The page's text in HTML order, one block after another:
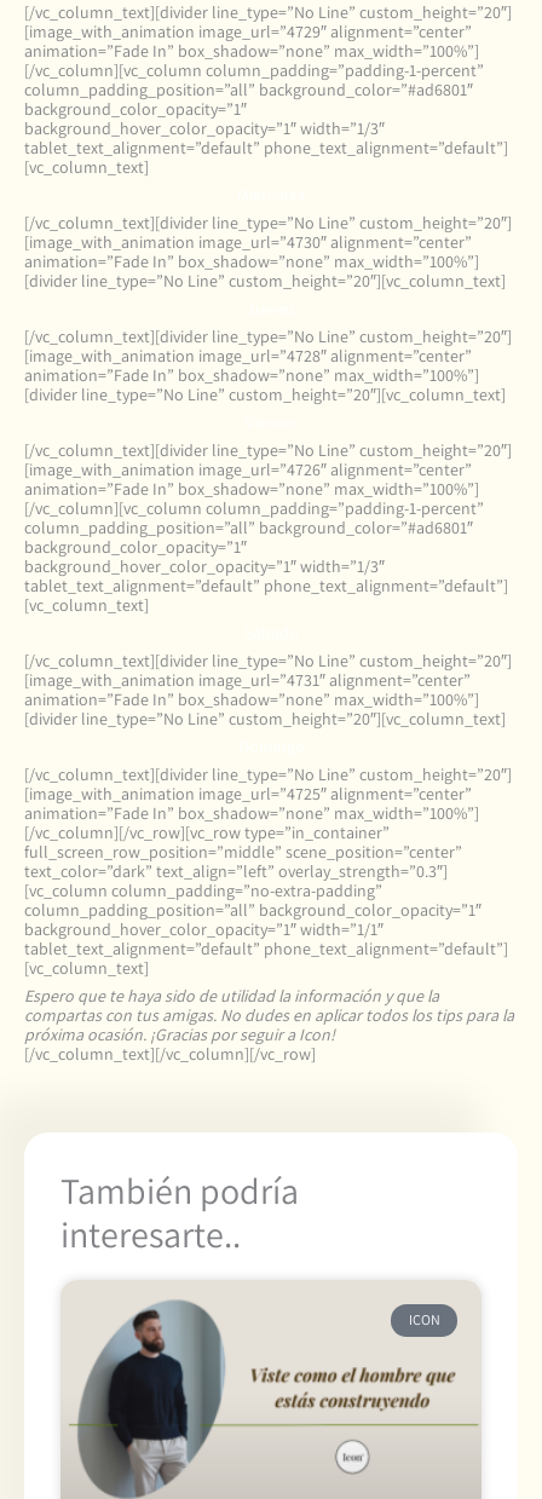
[/vc_column_text][divider line_type=”No Line” custom_height=”20″]
[image_with_animation image_url=”4729″ alignment=”center”
animation=”Fade In” box_shadow=”none” max_width=”100%”]
[/vc_column][vc_column column_padding=”padding-1-percent”
column_padding_position=”all” background_color=”#ad6801″
background_color_opacity=”1″
background_hover_color_opacity=”1″ width=”1/3″
tablet_text_alignment=”default” phone_text_alignment=”default”]
[vc_column_text]
[/vc_column_text][divider line_type=”No Line” custom_height=”20″]
[image_with_animation image_url=”4730″ alignment=”center”
animation=”Fade In” box_shadow=”none” max_width=”100%”]
[divider line_type=”No Line” custom_height=”20″][vc_column_text]
[/vc_column_text][divider line_type=”No Line” custom_height=”20″]
[image_with_animation image_url=”4728″ alignment=”center”
animation=”Fade In” box_shadow=”none” max_width=”100%”]
[divider line_type=”No Line” custom_height=”20″][vc_column_text]
[/vc_column_text][divider line_type=”No Line” custom_height=”20″]
[image_with_animation image_url=”4726″ alignment=”center”
animation=”Fade In” box_shadow=”none” max_width=”100%”]
[/vc_column][vc_column column_padding=”padding-1-percent”
column_padding_position=”all” background_color=”#ad6801″
background_color_opacity=”1″
background_hover_color_opacity=”1″ width=”1/3″
tablet_text_alignment=”default” phone_text_alignment=”default”]
[vc_column_text]
[/vc_column_text][divider line_type=”No Line” custom_height=”20″]
[image_with_animation image_url=”4731″ alignment=”center”
animation=”Fade In” box_shadow=”none” max_width=”100%”]
[divider line_type=”No Line” custom_height=”20″][vc_column_text]
[/vc_column_text][divider line_type=”No Line” custom_height=”20″]
[image_with_animation image_url=”4725″ alignment=”center”
animation=”Fade In” box_shadow=”none” max_width=”100%”]
[/vc_column][/vc_row][vc_row type=”in_container”
full_screen_row_position=”middle” scene_position=”center”
text_color=”dark” text_align=”left” overlay_strength=”0.3″]
[vc_column column_padding=”no-extra-padding”
column_padding_position=”all” background_color_opacity=”1″
background_hover_color_opacity=”1″ width=”1/1″
tablet_text_alignment=”default” phone_text_alignment=”default”]
[vc_column_text]
Espero que te haya sido de utilidad la información y que la
compartas con tus amigas. No dudes en aplicar todos los tips para la
próxima ocasión. ¡Gracias por seguir a Icon!
[/vc_column_text][/vc_column][/vc_row]
También podría
interesarte..
ICON